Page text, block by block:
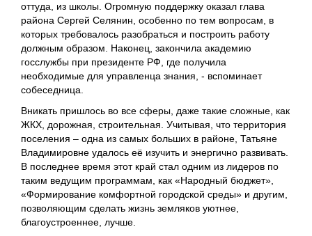
оттуда, из школы. Огромную поддержку оказал глава
района Сергей Селянин, особенно по тем вопросам, в
которых требовалось разобраться и построить работу
должным образом. Наконец, закончила академию
госслужбы при президенте РФ, где получила
необходимые для управленца знания, - вспоминает
собеседница.
Вникать пришлось во все сферы, даже такие сложные, как
ЖКХ, дорожная, строительная. Учитывая, что территория
поселения ‒ одна из самых больших в районе, Татьяне
Владимировне удалось её изучить и энергично развивать.
В последнее время этот край стал одним из лидеров по
таким ведущим программам, как «Народный бюджет»,
«Формирование комфортной городской среды» и другим,
позволяющим сделать жизнь земляков уютнее,
благоустроеннее, лучше.